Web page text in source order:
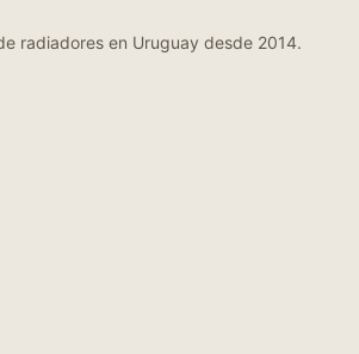
radiadores en Uruguay desde 2014.